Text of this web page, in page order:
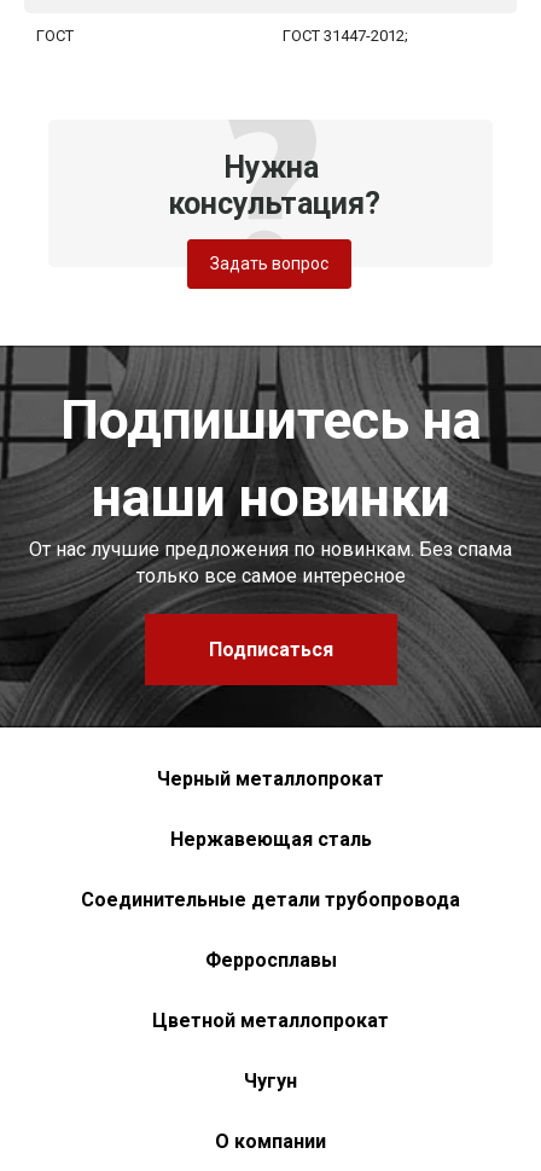
ГОСТ ГОСТ 31447-2012;
Нужна
консультация?
Задать вопрос
Подпишитесь на
наши новинки
От нас лучшие предложения по новинкам. Без спама
только все самое интересное
Подписаться
Черный металлопрокат
Нержавеющая сталь
Соединительные детали трубопровода
Ферросплавы
Цветной металлопрокат
Чугун
О компании